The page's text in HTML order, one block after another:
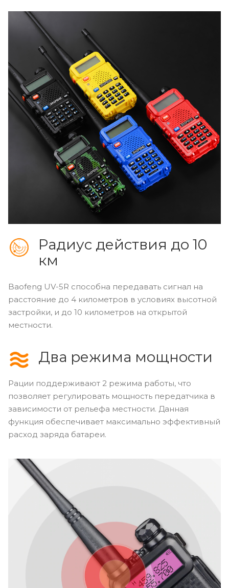
Радиус действия до 10
км
Baofeng UV-5R способна передавать сигнал на
расстояние до 4 километров в условиях высотной
застройки, и до 10 километров на открытой
местности.
Два режима мощности
Рации поддерживают 2 режима работы, что
позволяет регулировать мощность передатчика в
зависимости от рельефа местности. Данная
функция обеспечивает максимально эффективный
расход заряда батареи.